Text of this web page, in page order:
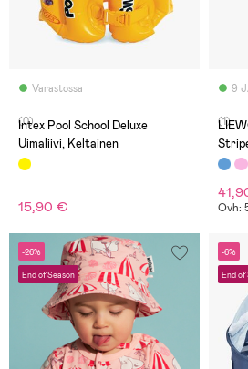
Varastossa
(0)
Intex Pool School Deluxe
Uimaliivi, Keltainen
15,90 €
9
(1)
Ovh:
-26%
End of Season
-6%
End of